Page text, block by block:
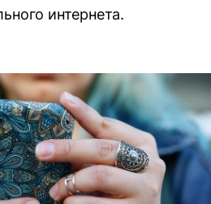
интернета.